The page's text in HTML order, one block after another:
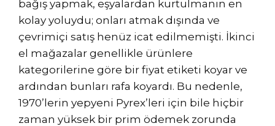
bağış yapmak, eşyalardan kurtulmanın en
kolay yoluydu; onları atmak dışında ve
çevrimiçi satış henüz icat edilmemişti. İkinci
el mağazalar genellikle ürünlere
kategorilerine göre bir fiyat etiketi koyar ve
ardından bunları rafa koyardı. Bu nedenle,
1970’lerin yepyeni Pyrex’leri için bile hiçbir
zaman yüksek bir prim ödemek zorunda